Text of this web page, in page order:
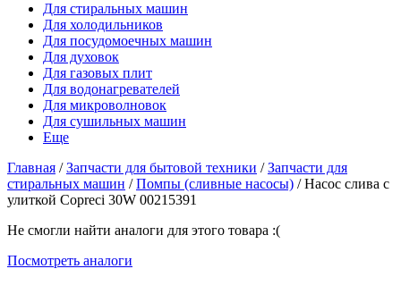
Для стиральных машин
Для холодильников
Для посудомоечных машин
Для духовок
Для газовых плит
Для водонагревателей
Для микроволновок
Для сушильных машин
Еще
Главная /Запчасти для бытовой техники /Запчасти для
стиральных машин /Помпы (сливные насосы) / Насос слива с
улиткой Copreci 30W 00215391
Не смогли найти аналоги для этого товара :(
Посмотреть аналоги